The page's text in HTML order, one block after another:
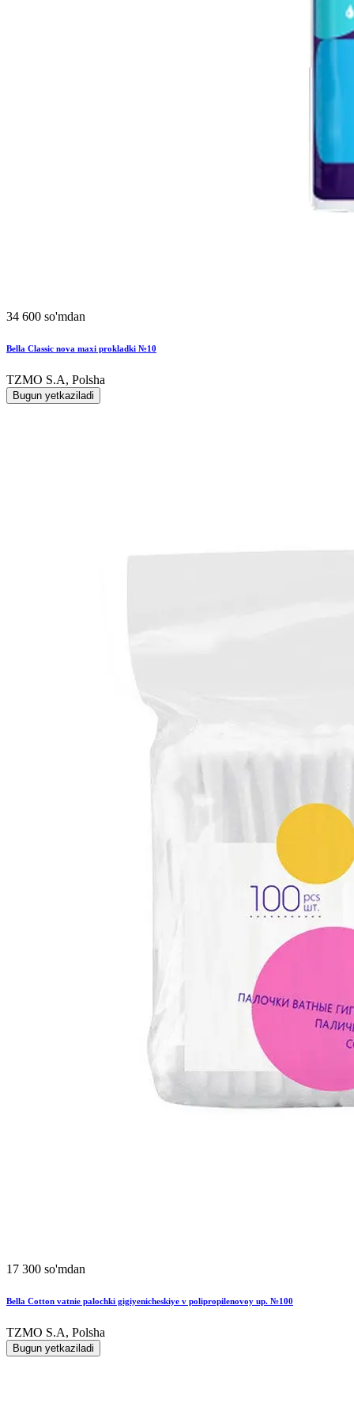
34 600 so'mdan
Bella Classic nova maxi prokladki №10
TZMO S.A, Polsha
Bugun yetkaziladi
17 300 so'mdan
Bella Cotton vatnie palochki gigiyenicheskiye v polipropilenovoy up. №100
TZMO S.A, Polsha
Bugun yetkaziladi